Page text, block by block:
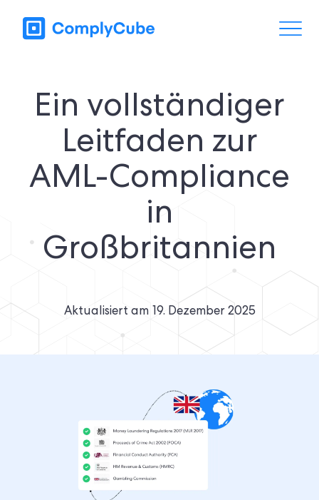
Ein vollständiger
Leitfaden zur
AML-Compliance
in
Großbritannien
Aktualisiert am 19. Dezember 2025